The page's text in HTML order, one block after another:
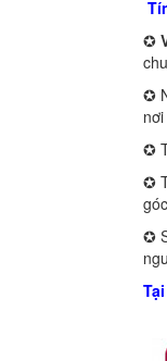
✪
✪
✪
✪
✪